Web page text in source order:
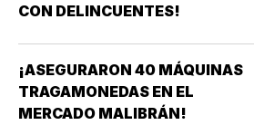
CON DELINCUENTES!
¡ASEGURARON 40 MÁQUINAS
TRAGAMONEDAS EN EL
MERCADO MALIBRÁN!